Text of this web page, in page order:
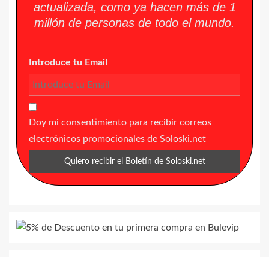
actualizada, como ya hacen más de 1
millón de personas de todo el mundo.
Introduce tu Email
Doy mi consentimiento para recibir correos
electrónicos promocionales de Soloski.net